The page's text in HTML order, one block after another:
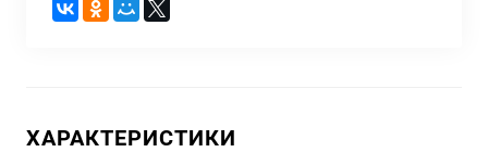
ХАРАКТЕРИСТИКИ